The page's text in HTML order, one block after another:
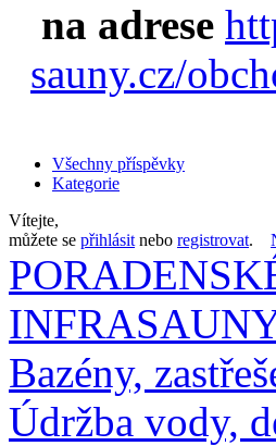
na adrese
sauny.cz/
Všechny příspěvky
Kategorie
Vítejte,
můžete se přihlásit nebo registrovat.
Bazény,
Údržba vody,